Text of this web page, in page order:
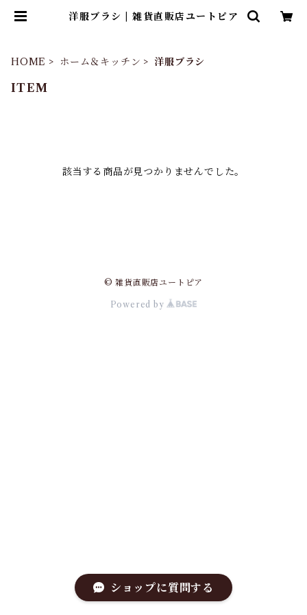
洋服ブラシ | 雑貨直販店ユートピア
HOME ホーム＆キッチン 洋服ブラシ
ITEM
該当する商品が見つかりませんでした。
© 雑貨直販店ユートピア
Powered by
ショップに質問する